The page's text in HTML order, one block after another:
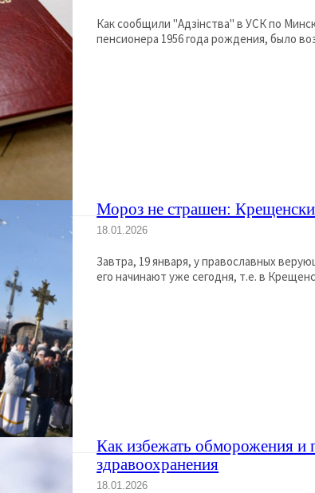
Как сообщили "Адзінства" в УСК по
пенсионера 1956 года рождения, было
Мороз не страшен:
18.01.2026
Завтра, 19 января, у православных
его начинают уже сегодня, т.е. в
Как избежать обморожения и
здравоохранения
18.01.2026